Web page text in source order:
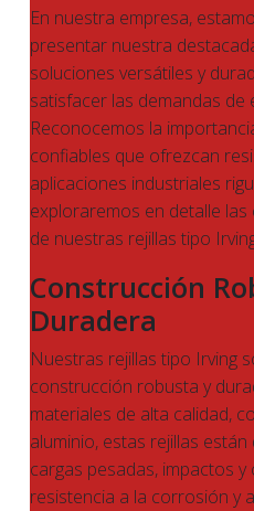
En nuestra empresa,
presentar nuestra
soluciones versátiles y
satisfacer las demandas de
Reconocemos la
confiables que ofrezcan
aplicaciones industriales
exploraremos en detalle
de nuestras rejillas tipo
Construcción
Duradera
Nuestras rejillas tipo Irving
construcción robusta y
materiales de alta calidad,
aluminio, estas rejillas
cargas pesadas, impactos
resistencia a la corrosión y